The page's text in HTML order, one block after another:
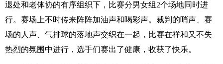
退处和老体协的有序组织下，比赛分男女组2个场地同时进
行。赛场上不时传来阵阵加油声和喝彩声。裁判的哨声、赛
场的人声、气排球的落地声交织在一起，比赛在祥和又不失
热烈的氛围中进行，选手们赛出了健康，收获了快乐。